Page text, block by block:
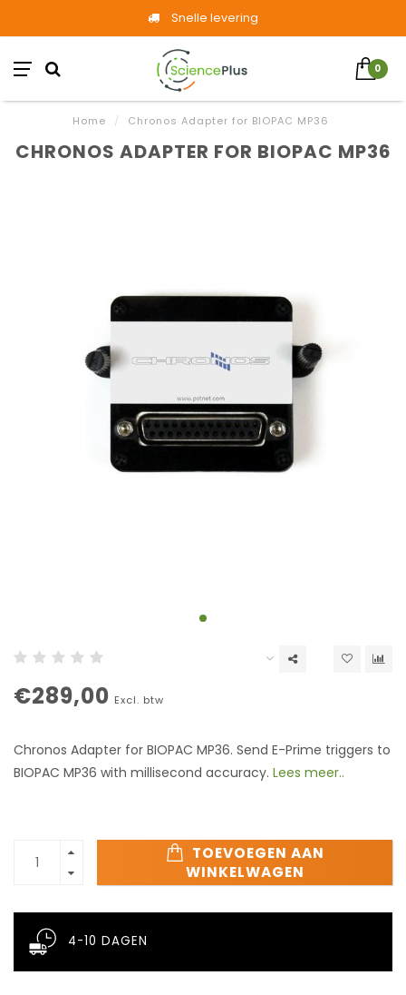
Snelle levering
0
Home / Chronos Adapter for BIOPAC MP36
CHRONOS ADAPTER FOR BIOPAC MP36
€289,00 Excl. btw
Chronos Adapter for BIOPAC MP36. Send E-Prime triggers to
BIOPAC MP36 with millisecond accuracy. Lees meer..
TOEVOEGEN AAN
WINKELWAGEN
4-10 DAGEN